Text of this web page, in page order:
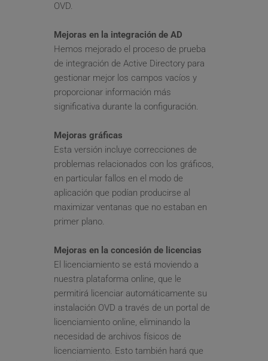
OVD.
Mejoras en la integración de AD
Hemos mejorado el proceso de prueba
de integración de Active Directory para
gestionar mejor los campos vacíos y
proporcionar información más
significativa durante la configuración.
Mejoras gráficas
Esta versión incluye correcciones de
problemas relacionados con los gráficos,
en particular fallos en el modo de
aplicación que podían producirse al
maximizar ventanas que no estaban en
primer plano.
Mejoras en la concesión de licencias
El licenciamiento se está moviendo a
nuestra plataforma online, que le
permitirá licenciar automáticamente su
instalación OVD a través de un portal de
licenciamiento online, eliminando la
necesidad de archivos físicos de
licenciamiento. Esto también hará que